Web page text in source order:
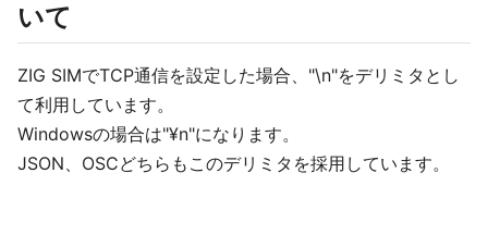
いて
ZIG SIMでTCP通信を設定した場合、"\n"をデリミタとし
て利用しています。
Windowsの場合は"¥n"になります。
JSON、OSCどちらもこのデリミタを採用しています。